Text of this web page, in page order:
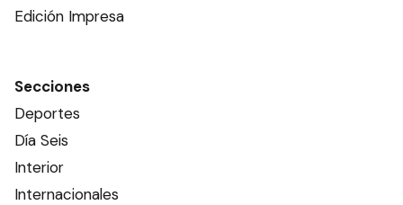
Edición Impresa
Secciones
Deportes
Día Seis
Interior
Internacionales